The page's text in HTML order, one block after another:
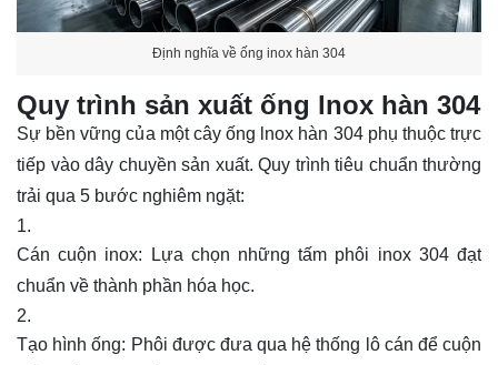
Định nghĩa về ống inox hàn 304
Quy trình sản xuất ống lnox hàn 304
Sự bền vững của một cây ống lnox hàn 304 phụ thuộc trực
tiếp vào dây chuyền sản xuất. Quy trình tiêu chuẩn thường
trải qua 5 bước nghiêm ngặt:
Cán cuộn inox: Lựa chọn những tấm phôi inox 304 đạt
chuẩn về thành phần hóa học.
Tạo hình ống: Phôi được đưa qua hệ thống lô cán để cuộn